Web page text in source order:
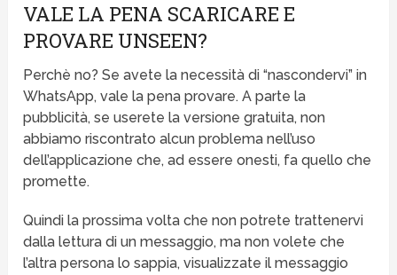
VALE LA PENA SCARICARE E
PROVARE UNSEEN?
Perchè no? Se avete la necessità di “nascondervi” in
WhatsApp, vale la pena provare. A parte la
pubblicità, se userete la versione gratuita, non
abbiamo riscontrato alcun problema nell’uso
dell’applicazione che, ad essere onesti, fa quello che
promette.
Quindi la prossima volta che non potrete trattenervi
dalla lettura di un messaggio, ma non volete che
l’altra persona lo sappia, visualizzate il messaggio